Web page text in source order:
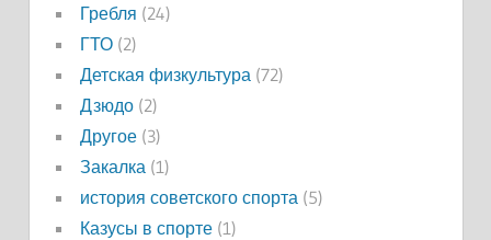
Гребля (24)
ГТО(2)
Детская физкультура (72)
Дзюдо(2)
Другое(3)
Закалка (1)
история советского спорта (5)
Казусы в спорте(1)